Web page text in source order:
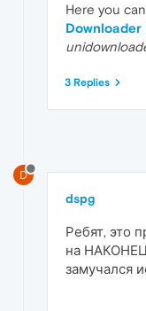
Here you
Downloader
3 Replies
D
dspg
Ребят, это
на
замучался